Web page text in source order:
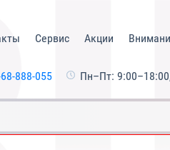
Сервис Акции
888-055 Пн–Пт: